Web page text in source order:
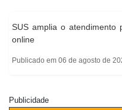
SUS amplia o atendimento
online
Publicado em 06 de agosto de
Publicidade